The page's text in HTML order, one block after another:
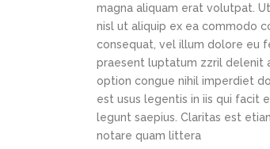
magna aliquam erat volutpat.
nisl ut aliquip ex ea commodo
consequat, vel illum dolore eu
praesent luptatum zzril delenit
option congue nihil imperdiet
est usus legentis in iis qui facit
legunt saepius. Claritas est
notare quam littera